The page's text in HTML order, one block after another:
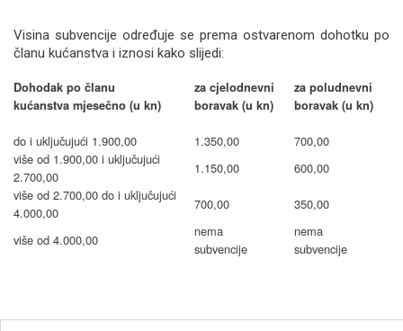
Visina subvencije određuje se prema ostvarenom dohotku po
članu kućanstva i iznosi kako slijedi:
Dohodak po članu
kućanstva mjesečno (u kn)
za cjelodnevni
boravak (u kn)
za poludnevni
boravak (u kn)
do i uključujući 1.900,00 1.350,00
700,00
više od 1.900,00 i uključujući
2.700,00
1.150,00
600,00
više od 2.700,00 do i uključujući
4.000,00
700,00 350,00
više od 4.000,00
nema
subvencije
nema
subvencije